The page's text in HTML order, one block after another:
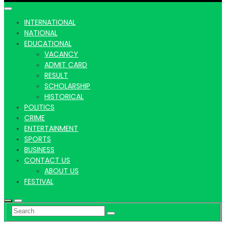
Hardin
Khabar |
Hindi
news |
INTERNATIONAL
NATIONAL
EDUCATIONAL
VACANCY
ADMIT CARD
RESULT
SCHOLARSHIP
HISTORICAL
POLITICS
CRIME
ENTERTAINMENT
SPORTS
BUSINESS
CONTACT US
ABOUT US
FESTIVAL